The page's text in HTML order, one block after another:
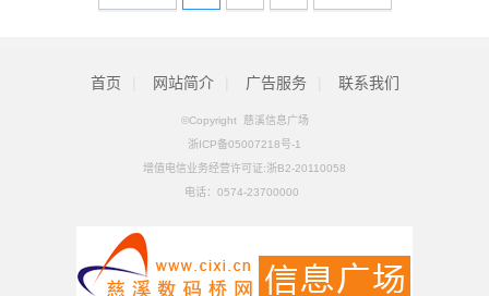
首页 网站简介 广告服务 联系我们
©Copyright 慈溪信息广场
浙ICP备05007218号-1
增值电信业务经营许可证:浙B2-20110058
电话： 0574-23700000